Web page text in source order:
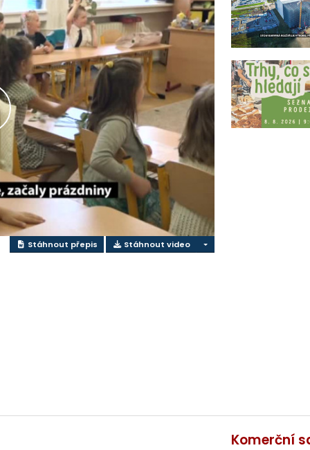
Stáhnout přepis Stáhnout video
Komerční